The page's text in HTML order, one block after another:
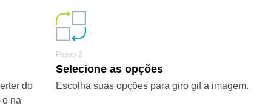
do
o na
Passo 2
Selecione as opções
Escolha suas opções para giro gif a imagem.